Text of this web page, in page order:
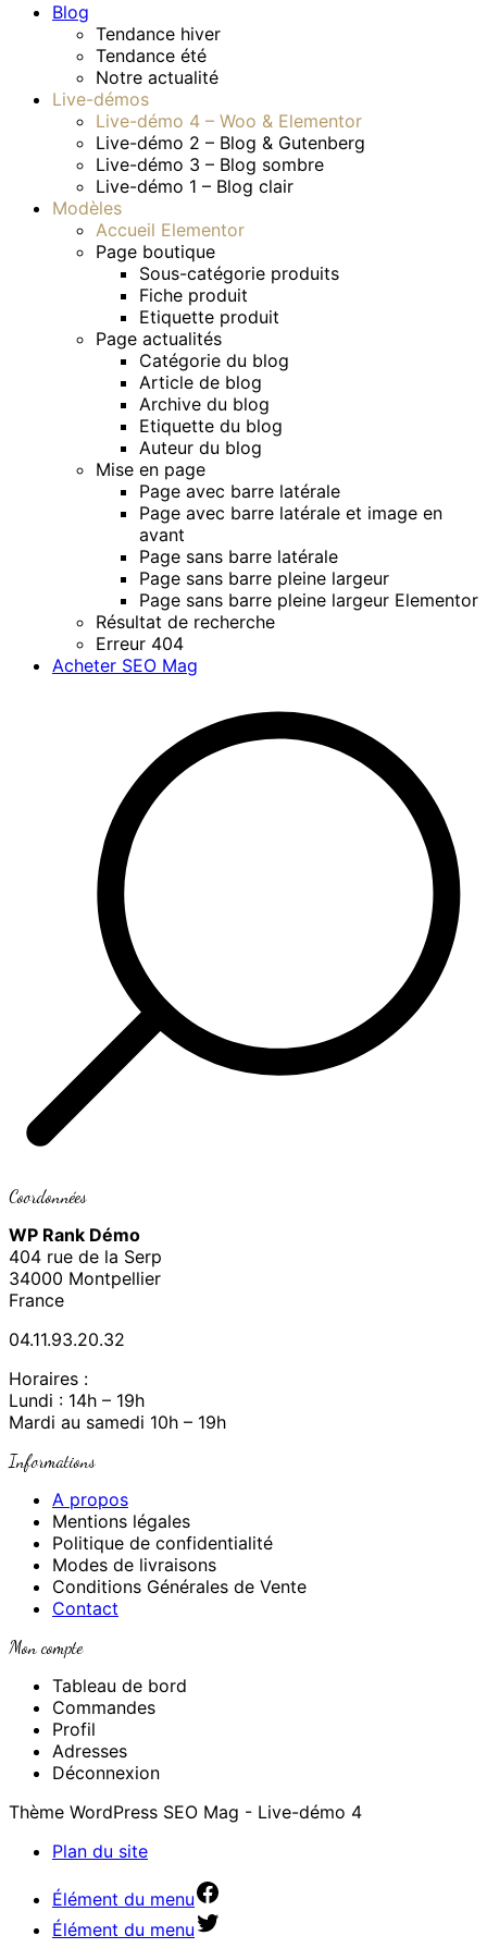
Blog
Tendance hiver
Tendance été
Notre actualité
Live-démos
Live-démo 4 – Woo & Elementor
Live-démo 2 – Blog & Gutenberg
Live-démo 3 – Blog sombre
Live-démo 1 – Blog clair
Modèles
Accueil Elementor
Page boutique
Sous-catégorie produits
Fiche produit
Etiquette produit
Page actualités
Catégorie du blog
Article de blog
Archive du blog
Etiquette du blog
Auteur du blog
Mise en page
Page avec barre latérale
Page avec barre latérale et image en
avant
Page sans barre latérale
Page sans barre pleine largeur
Page sans barre pleine largeur Elementor
Résultat de recherche
Erreur 404
Acheter SEO Mag
Coordonnées
WP Rank Démo
404 rue de la Serp
34000 Montpellier
France
04.11.93.20.32
Horaires :
Lundi : 14h – 19h
Mardi au samedi 10h – 19h
Informations
A propos
Mentions légales
Politique de confidentialité
Modes de livraisons
Conditions Générales de Vente
Contact
Mon compte
Tableau de bord
Commandes
Profil
Adresses
Déconnexion
Thème WordPress SEO Mag - Live-démo 4
Plan du site
Élément du menu
Élément du menu